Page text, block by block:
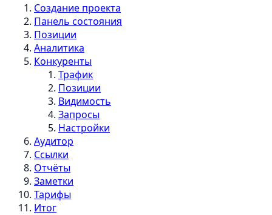
Создание проекта
Панель состояния
Позиции
Аналитика
Конкуренты
Трафик
Позиции
Видимость
Запросы
Настройки
Аудитор
Ссылки
Отчёты
Заметки
Тарифы
Итог